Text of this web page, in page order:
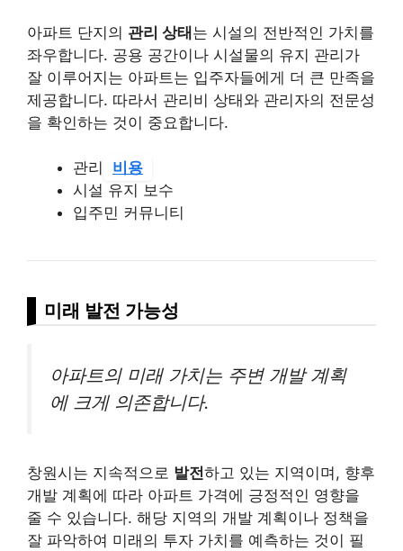
아파트 단지의 관리 상태는 시설의 전반적인 가치를
좌우합니다. 공용 공간이나 시설물의 유지 관리가
잘 이루어지는 아파트는 입주자들에게 더 큰 만족을
제공합니다. 따라서 관리비 상태와 관리자의 전문성
을 확인하는 것이 중요합니다.
관리
비용
시설 유지 보수
입주민 커뮤니티
미래 발전 가능성
아파트의 미래 가치는 주변 개발 계획
에 크게 의존합니다.
창원시는 지속적으로 발전하고 있는 지역이며, 향후
개발 계획에 따라 아파트 가격에 긍정적인 영향을
줄 수 있습니다. 해당 지역의 개발 계획이나 정책을
잘 파악하여 미래의 투자 가치를 예측하는 것이 필